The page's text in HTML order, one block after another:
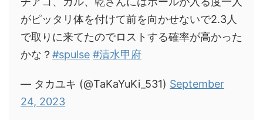
がピッタリ体を付けて前を向かせないで2.3人
で取りに来てたのでロストする確率が高かった
かな？ #spulse #清水甲府
— タカユキ (@TaKaYuKi_531) September
24, 2023